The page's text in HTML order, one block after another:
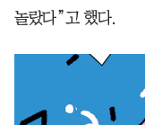
놀랐다”고 했다.